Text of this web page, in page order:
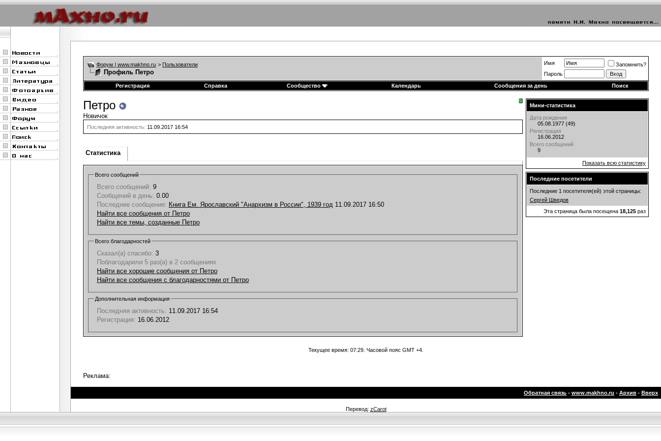
Форум | www.makhno.ru > Пользователи
Профиль Петро
Имя
Запомнить?
Пароль
Регистрация
Справка Сообщество Календарь Сообщения за день Поиск
Петро
Новичок
Последняя активность: 11.09.2017 16:54
Статистика
Всего сообщений
Всего сообщений: 9
Сообщений в день: 0.00
Последнее сообщение: Книга Ем. Ярославский "Анархизм в России", 1939 год 11.09.2017 16:50
Найти все сообщения от Петро
Найти все темы, созданные Петро
Всего благодарностей
Сказал(а) спасибо: 3
Поблагодарили 5 раз(а) в 2 сообщениях
Найти все хорошие сообщения от Петро
Найти все сообщения с благодарностями от Петро
Дополнительная информация
Последняя активность: 11.09.2017 16:54
Регистрация: 16.06.2012
Мини-статистика
Дата рождения
05.08.1977 (49)
Регистрация
16.06.2012
Всего сообщений
9
Показать всю статистику
Последние посетители
Последние 1 посетителя(ей) этой страницы:
Сергей Шведов
Эта страница была посещена 18,125 раз
Текущее время: 07:29 . Часовой пояс GMT +4.
Реклама:
Обратная связь - www.makhno.ru - Архив - Вверх
Перевод: zCarot